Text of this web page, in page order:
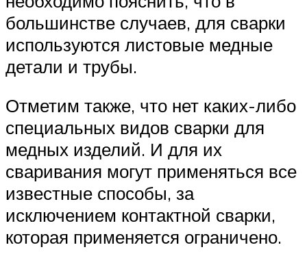
большинстве случаев, для сварки
используются листовые медные
детали и трубы.
Отметим также, что нет каких-либо
специальных видов сварки для
медных изделий. И для их
сваривания могут применяться все
известные способы, за
исключением контактной сварки,
которая применяется ограничено.